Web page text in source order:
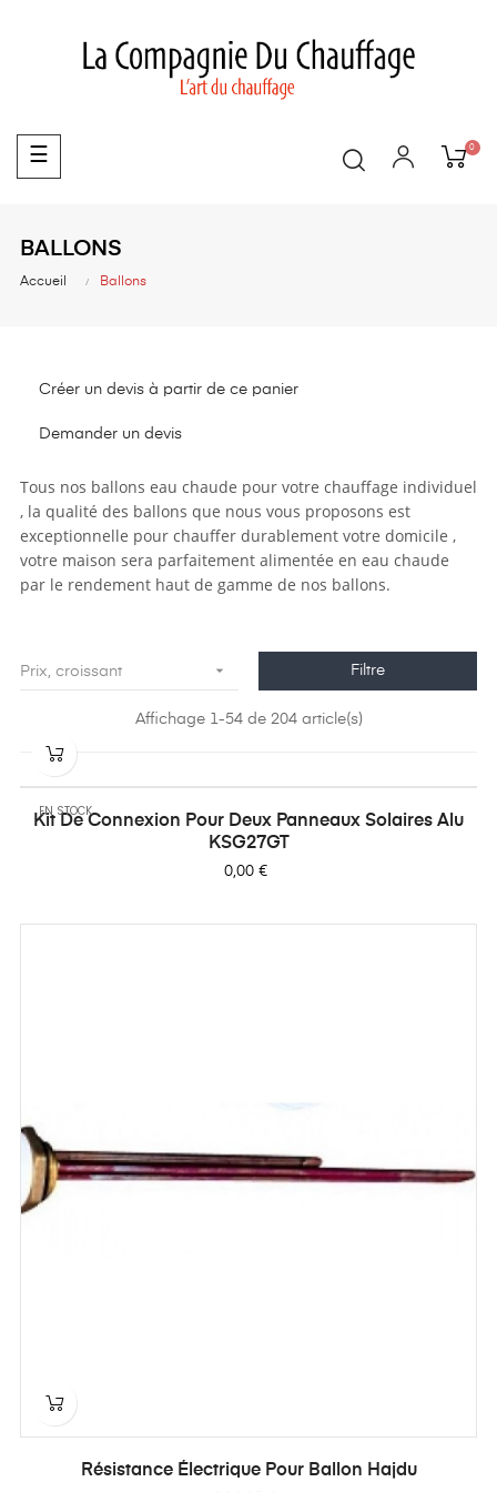
Basculer
la
☰ 0
BALLONS
Accueil Ballons
Créer un devis à partir de ce panier
Demander un devis
Tous nos ballons eau chaude pour votre chauffage individuel
, la qualité des ballons que nous vous proposons est
exceptionnelle pour chauffer durablement votre domicile ,
votre maison sera parfaitement alimentée en eau chaude
par le rendement haut de gamme de nos ballons.
Prix, croissant  Filtre
Affichage 1-54 de 204 article(s)
EN STOCK
Kit De Connexion Pour Deux Panneaux Solaires Alu
KSG27GT
Prix
0,00 €
Résistance Électrique Pour Ballon Hajdu